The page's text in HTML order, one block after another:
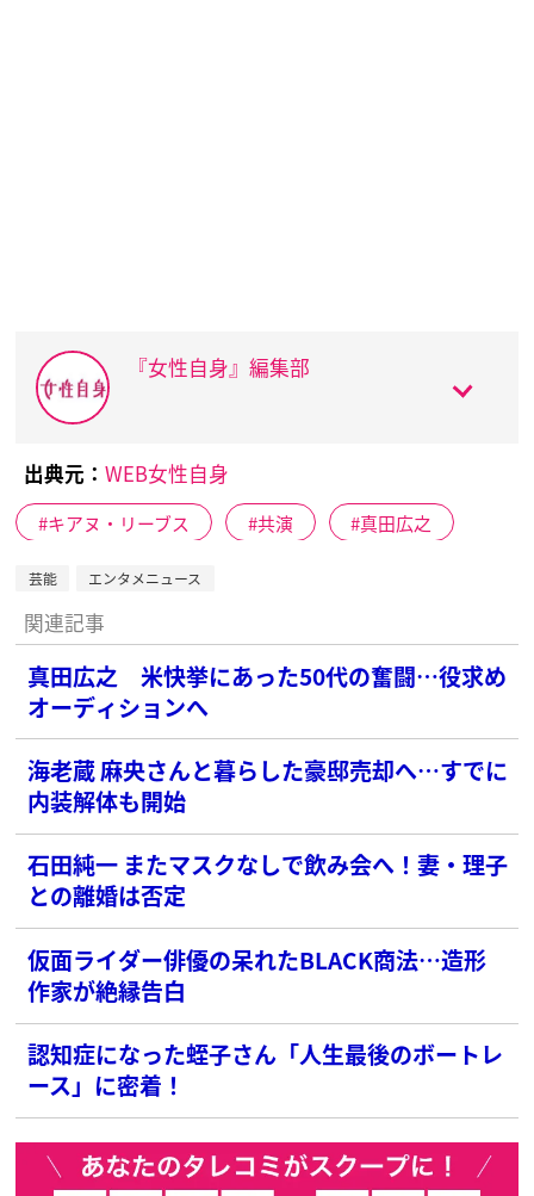
『女性自身』編集部
出典元： WEB女性自身
キアヌ・リーブス 共演 真田広之
芸能 エンタメニュース
関連記事
真田広之 米快挙にあった50代の奮闘…役求め
オーディションへ
海老蔵 麻央さんと暮らした豪邸売却へ…すでに
内装解体も開始
石田純一 またマスクなしで飲み会へ！妻・理子
との離婚は否定
仮面ライダー俳優の呆れたBLACK商法…造形
作家が絶縁告白
認知症になった蛭子さん「人生最後のボートレ
ース」に密着！